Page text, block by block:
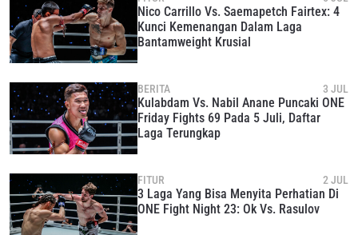
Nico Carrillo Vs. Saemapetch Fairtex: 4
Kunci Kemenangan Dalam Laga
Bantamweight Krusial
BERITA 3 JUL
Kulabdam Vs. Nabil Anane Puncaki ONE
Friday Fights 69 Pada 5 Juli, Daftar
Laga Terungkap
FITUR 2 JUL
3 Laga Yang Bisa Menyita Perhatian Di
ONE Fight Night 23: Ok Vs. Rasulov
LAWAN
GELARAN
LIHAT SOROTAN TERBAIK
EMAIL
NAMA
BERLANGGANAN
pengumpulan, penggunaan dan pembukaan informasi
anda berdasarkanKebijakan Privasikami. Anda dapat
membatalkan (unsubscribe) dari jenis komunikasi ini